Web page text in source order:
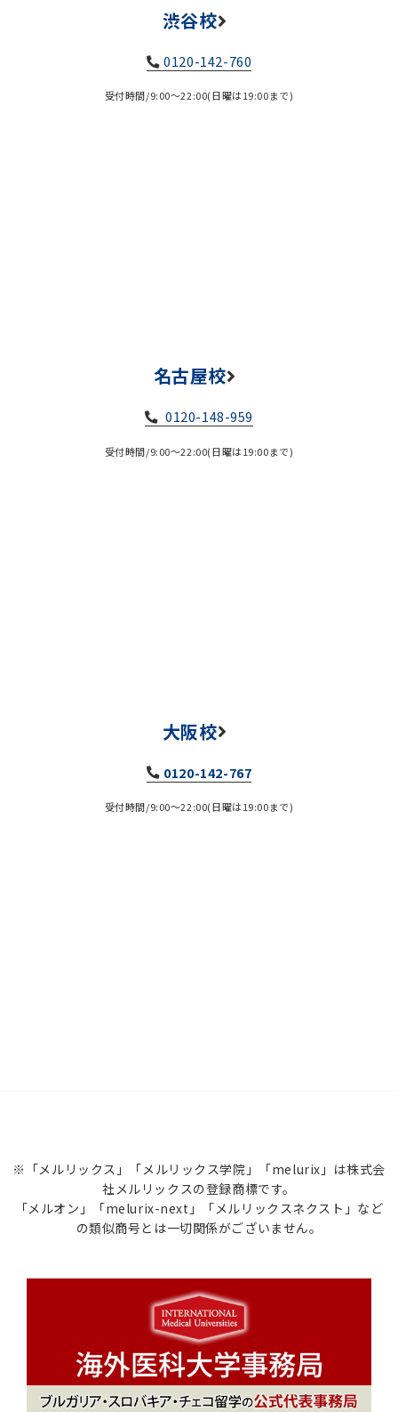
渋谷校
0120-142-760
受付時間/9:00～22:00(日曜は19:00まで)
名古屋校
0120-148-959
受付時間/9:00～22:00(日曜は19:00まで)
大阪校
0120-142-767
受付時間/9:00～22:00(日曜は19:00まで)
※「メルリックス」「メルリックス学院」「melurix」は株式会
社メルリックスの登録商標です。
「メルオン」「melurix-next」「メルリックスネクスト」など
の類似商号とは一切関係がございません。